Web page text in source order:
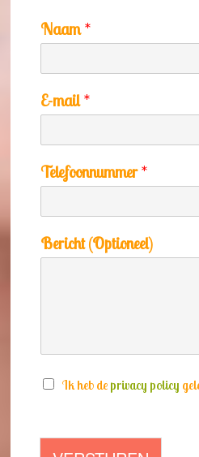
Naam*
E-mail*
Telefoonnummer*
Bericht (Optioneel)
N
u
Ik heb de privacy policy